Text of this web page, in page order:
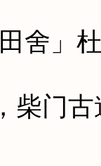
舍」
门古